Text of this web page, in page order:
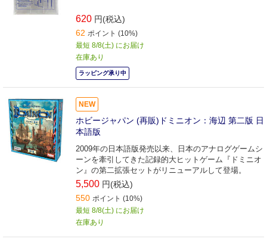
620 円(税込)
62 ポイント (10%)
最短 8/8(土) にお届け
在庫あり
ラッピング承り中
NEW
ホビージャパン (再販)ドミニオン：海辺 第二版 日
本語版
2009年の日本語版発売以来、日本のアナログゲームシ
ーンを牽引してきた記録的大ヒットゲーム『ドミニオ
ン』の第二拡張セットがリニューアルして登場。
5,500 円(税込)
550 ポイント (10%)
最短 8/8(土) にお届け
在庫あり